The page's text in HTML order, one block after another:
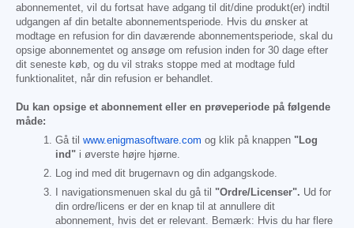
abonnementet, vil du fortsat have adgang til dit/dine produkt(er) indtil
udgangen af din betalte abonnementsperiode. Hvis du ønsker at
modtage en refusion for din daværende abonnementsperiode, skal du
opsige abonnementet og ansøge om refusion inden for 30 dage efter
dit seneste køb, og du vil straks stoppe med at modtage fuld
funktionalitet, når din refusion er behandlet.
Du kan opsige et abonnement eller en prøveperiode på følgende
måde:
Gå til www.enigmasoftware.com og klik på knappen "Log
ind" i øverste højre hjørne.
Log ind med dit brugernavn og din adgangskode.
I navigationsmenuen skal du gå til "Ordre/Licenser". Ud for
din ordre/licens er der en knap til at annullere dit
abonnement, hvis det er relevant. Bemærk: Hvis du har flere